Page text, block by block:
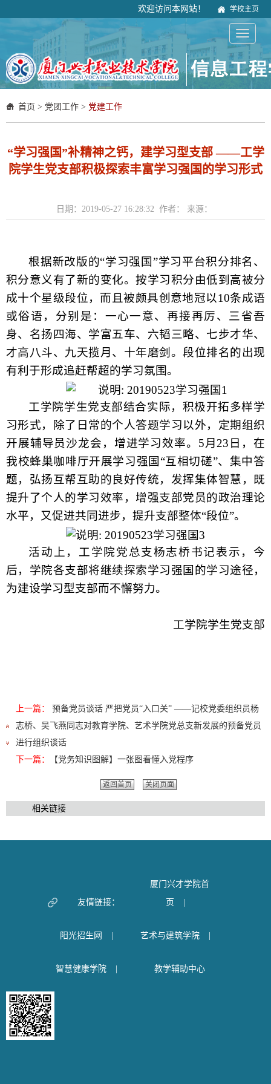
欢迎访问本网站！ 学校主页
首页 > 党团工作 > 党建工作
“学习强国”补精神之钙，建学习型支部 ——工学
院学生党支部积极探索丰富学习强国的学习形式
日期：2019-05-27 16:28:32 作者： 来源：
根据新改版的“学习强国”学习平台积分排名、
积分意义有了新的变化。按学习积分由低到高被分
成十个星级段位，而且被颇具创意地冠以10条成语
或俗语，分别是：一心一意、再接再厉、三省吾
身、名扬四海、学富五车、六韬三略、七步才华、
才高八斗、九天揽月、十年磨剑。段位排名的出现
有利于形成追赶帮超的学习氛围。
工学院学生党支部结合实际，积极开拓多样学
习形式，除了日常的个人答题学习以外，定期组织
开展辅导员沙龙会，增进学习效率。 5月 23 日，在
我校蜂巢咖啡厅开展学习强国“互相切磋”、集中答
题，弘扬互帮互助的良好传统，发挥集体智慧，既
提升了个人的学习效率，增强支部党员的政治理论
水平，又促进共同进步，提升支部整体“段位”。
活动上，工学院党总支杨志桥书记表示，今
后，学院各支部将继续探索学习强国的学习途径，
为建设学习型支部而不懈努力。
工学院学生党支部
上一篇：
预备党员谈话 严把党员“入口关” ——记校党委组织员杨
志桥、吴飞燕同志对教育学院、艺术学院党总支新发展的预备党员
进行组织谈话
下一篇：
【党务知识图解】一张图看懂入党程序
返回首页 关闭页面
相关链接
友情链接：
厦门兴才学院首
页
阳光招生网 艺术与建筑学院
智慧健康学院 教学辅助中心